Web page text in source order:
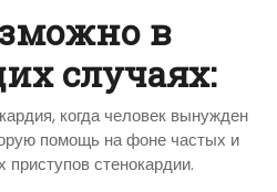
в
случаях:
когда человек вынужден
помощь на фоне частых и
приступов стенокардии.